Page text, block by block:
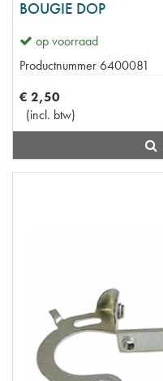
BOUGIE DOP
op voorraad
Productnummer 6400081
€ 2,50
(incl. btw)